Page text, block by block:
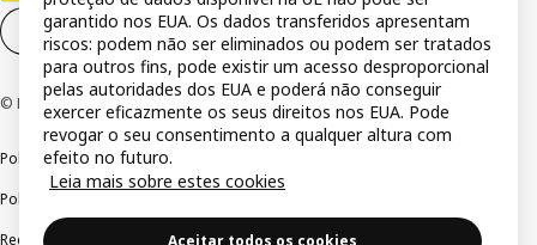
Definições de cookies PT
© Inter IKEA Systems B.V 1999-2026
Política de privacidadePolítica de cookies
Política de divulgação responsável
Reclamações e resolução de litígios
garantido nos EUA. Os dados transferidos apresentam
riscos: podem não ser eliminados ou podem ser tratados
para outros fins, pode existir um acesso desproporcional
pelas autoridades dos EUA e poderá não conseguir
exercer eficazmente os seus direitos nos EUA. Pode
revogar o seu consentimento a qualquer altura com
efeito no futuro.
Leia mais sobre estes cookies
Aceitar todos os cookies